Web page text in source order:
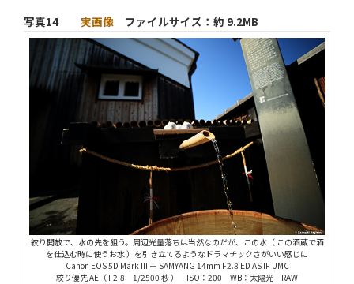
写真14 実画像 ファイルサイズ：約 9.2MB
絞り開放で、水の先を狙う。周辺光量落ちは当然なのだが、この水（ この酒蔵で酒
を仕込む時に使うお水 ）を引き立てるようなドラマチックさがいい感じに
Canon EOS 5D Mark III ＋ SAMYANG 14mm F2.8 ED AS IF UMC
絞り優先 AE（ F2.8 1/2500 秒 ） ISO：200 WB：太陽光 RAW